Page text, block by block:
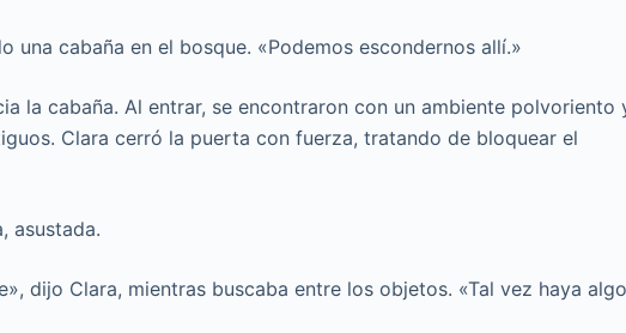
una cabaña en el bosque. «Podemos escondernos allí.»
la cabaña. Al entrar, se encontraron con un ambiente polvoriento
Clara cerró la puerta con fuerza, tratando de bloquear el
asustada.
dijo Clara, mientras buscaba entre los objetos. «Tal vez haya